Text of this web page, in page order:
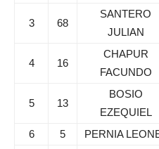
3 68
SANTERO
JULIAN
4 16
CHAPUR
FACUNDO
5 13
BOSIO
EZEQUIEL
6 5 PERNIA